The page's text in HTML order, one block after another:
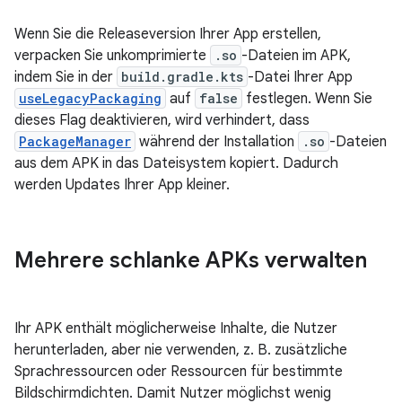
Wenn Sie die Releaseversion Ihrer App erstellen,
verpacken Sie unkomprimierte
.so -Dateien im APK,
indem Sie in der build.gradle.kts -Datei Ihrer App
useLegacyPackaging auf false festlegen. Wenn Sie
dieses Flag deaktivieren, wird verhindert, dass
PackageManager während der Installation .so -Dateien
aus dem APK in das Dateisystem kopiert. Dadurch
werden Updates Ihrer App kleiner.
Mehrere schlanke APKs verwalten
Ihr APK enthält möglicherweise Inhalte, die Nutzer
herunterladen, aber nie verwenden, z. B. zusätzliche
Sprachressourcen oder Ressourcen für bestimmte
Bildschirmdichten. Damit Nutzer möglichst wenig